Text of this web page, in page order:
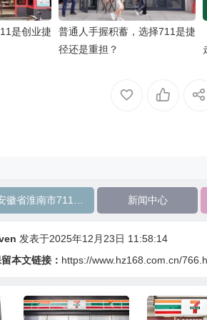
是创业捷
普通人手握积蓄，选择711是捷
径还是重担？
新闻中心
发表于2025年12月23日 11:58:14
本文链接： https://www.hz168.com.cn/